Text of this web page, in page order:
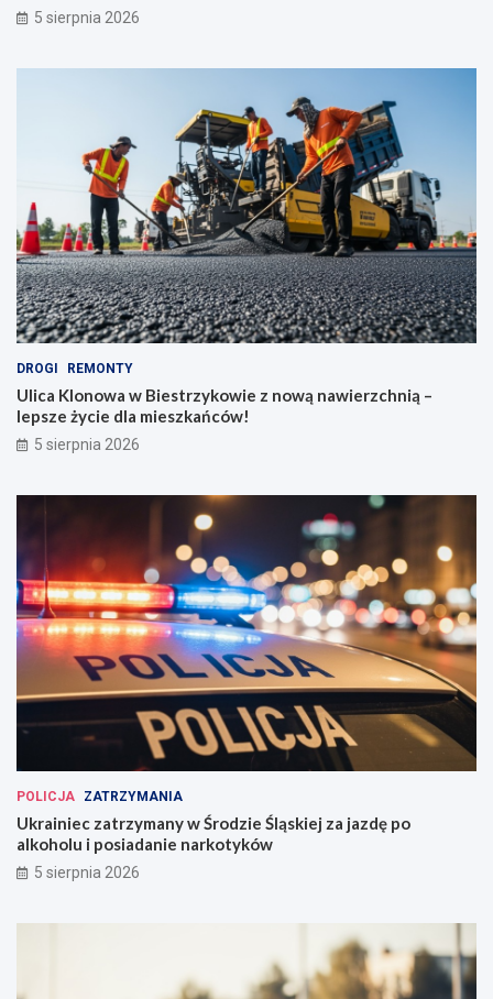
5 sierpnia 2026
DROGI REMONTY
Ulica Klonowa w Biestrzykowie z nową nawierzchnią –
lepsze życie dla mieszkańców!
5 sierpnia 2026
POLICJA ZATRZYMANIA
Ukrainiec zatrzymany w Środzie Śląskiej za jazdę po
alkoholu i posiadanie narkotyków
5 sierpnia 2026